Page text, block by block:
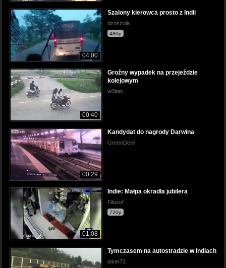
04:00
Szalony kierowca prosto z Indii
dzoszula
480p
00:40
Groźny wypadek na przejeździe
kolejowym
w0jtas
00:29
Kandydat do nagrody Darwina
GreenDevil
01:08
Indie: Małpa okradła jubilera
Filozof
720p
Tymczasem na autostradzie w Indiach
joker71